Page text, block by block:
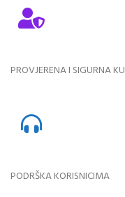
PROVJERENA I SIGURNA
PODRŠKA KORISNICIMA